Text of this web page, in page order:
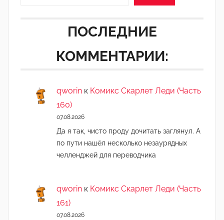
ПОСЛЕДНИЕ
КОММЕНТАРИИ:
qworin к Комикс Скарлет Леди (Часть
160)
07.08.2026
Да я так, чисто проду дочитать заглянул. А
по пути нашёл несколько незаурядных
челленджей для переводчика
qworin к Комикс Скарлет Леди (Часть
161)
07.08.2026